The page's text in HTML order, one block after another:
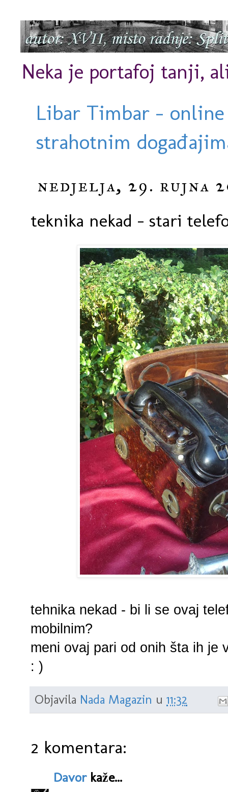
Neka je portafoj tanji,
Libar Timbar -
strahotnim
nedjelja, 29. rujna
teknika nekad - stari
tehnika nekad - bi li se ovaj
mobilnim?
meni ovaj pari od onih šta ih je
: )
Objavila Nada Magazin u 11:32
2 komentara:
Davorkaže...